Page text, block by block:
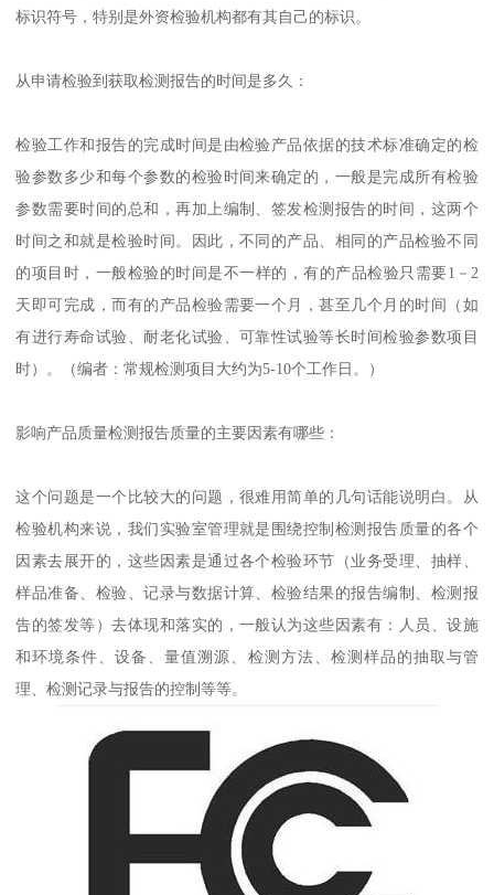
标识符号，特别是外资检验机构都有其自己的标识。
从申请检验到获取检测报告的时间是多久：
检验工作和报告的完成时间是由检验产品依据的技术标准确定的检
验参数多少和每个参数的检验时间来确定的，一般是完成所有检验
参数需要时间的总和，再加上编制、签发检测报告的时间，这两个
时间之和就是检验时间。因此，不同的产品、相同的产品检验不同
的项目时，一般检验的时间是不一样的，有的产品检验只需要1－2
天即可完成，而有的产品检验需要一个月，甚至几个月的时间（如
有进行寿命试验、耐老化试验、可靠性试验等长时间检验参数项目
时）。（编者：常规检测项目大约为5-10个工作日。）
影响产品质量检测报告质量的主要因素有哪些：
这个问题是一个比较大的问题，很难用简单的几句话能说明白。从
检验机构来说，我们实验室管理就是围绕控制检测报告质量的各个
因素去展开的，这些因素是通过各个检验环节（业务受理、抽样、
样品准备、检验、记录与数据计算、检验结果的报告编制、检测报
告的签发等）去体现和落实的，一般认为这些因素有：人员、设施
和环境条件、设备、量值溯源、检测方法、检测样品的抽取与管
理、检测记录与报告的控制等等。